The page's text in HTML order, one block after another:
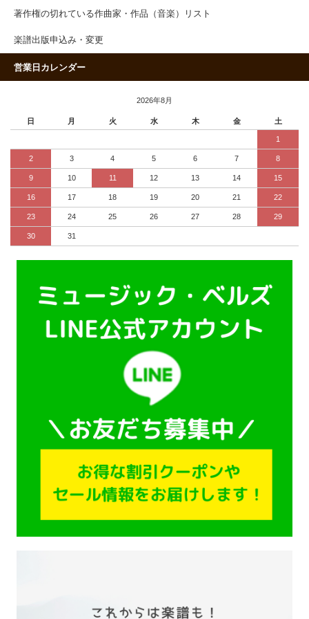
著作権の切れている作曲家・作品（音楽）リスト
楽譜出版申込み・変更
営業日カレンダー
2026年8月
日 月 火 水 木 金 土
1
2 3 4 5 6 7 8
9 10 11 12 13 14 15
16 17 18 19 20 21 22
23 24 25 26 27 28 29
30 31